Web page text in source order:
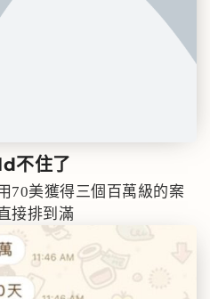
不住了
70美獲得三個百萬級的案
接排到滿